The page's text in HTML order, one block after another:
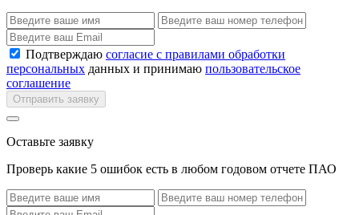
Подтверждаю согласие с правилами обработки
персональных данных и принимаю пользовательское
соглашение
Отправить заявку
Оставьте заявку
Проверь какие 5 ошибок есть в любом годовом отчете ПАО